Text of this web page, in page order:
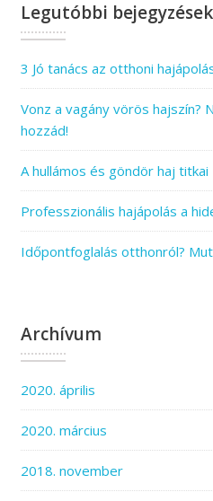
Legutóbbi bejegyzések
3 Jó tanács az otthoni
Vonz a vagány vörös hajszín?
hozzád!
A hullámos és göndör haj titkai
Professzionális hajápolás a
Időpontfoglalás otthonról?
Archívum
2020. április
2020. március
2018. november